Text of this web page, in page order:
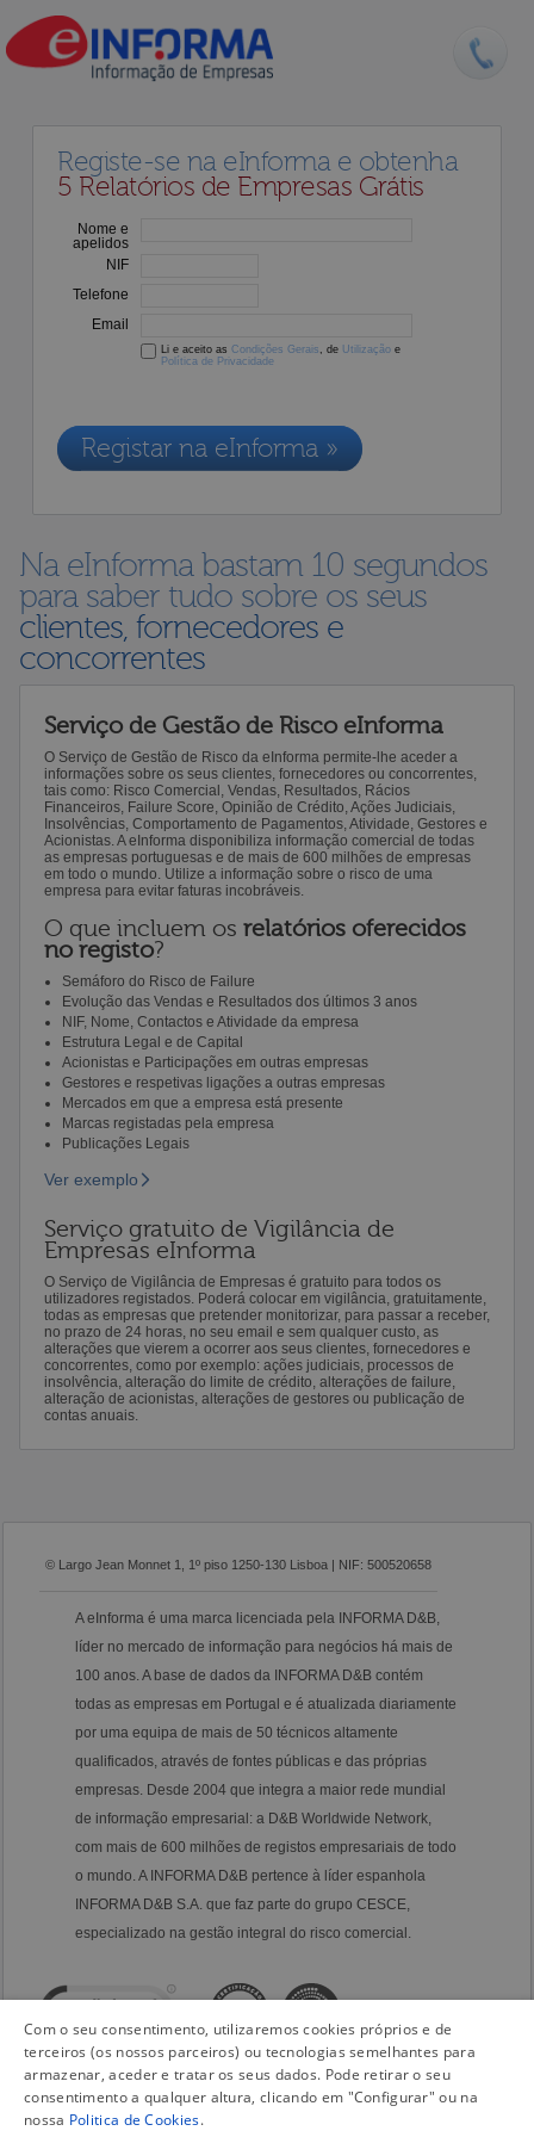
Registe-se na eInforma e obtenha
5 Relatórios de Empresas Grátis
Nome e
apelidos
NIF
Telefone
Email
Li e aceito as Condições Gerais , de Utilização e
Política de Privacidade
Registar na eInforma »
Na eInforma bastam 10 segundos
para saber tudo sobre os seus
clientes, fornecedores e
concorrentes
Serviço de Gestão de Risco eInforma
O Serviço de Gestão de Risco da eInforma permite-lhe aceder a
informações sobre os seus clientes, fornecedores ou concorrentes,
tais como: Risco Comercial, Vendas, Resultados, Rácios
Financeiros, Failure Score, Opinião de Crédito, Ações Judiciais,
Insolvências, Comportamento de Pagamentos, Atividade, Gestores e
Acionistas. A eInforma disponibiliza informação comercial de todas
as empresas portuguesas e de mais de 600 milhões de empresas
em todo o mundo. Utilize a informação sobre o risco de uma
empresa para evitar faturas incobráveis.
O que incluem os relatórios oferecidos
no registo?
Semáforo do Risco de Failure
Evolução das Vendas e Resultados dos últimos 3 anos
NIF, Nome, Contactos e Atividade da empresa
Estrutura Legal e de Capital
Acionistas e Participações em outras empresas
Gestores e respetivas ligações a outras empresas
Mercados em que a empresa está presente
Marcas registadas pela empresa
Publicações Legais
Ver exemplo
Serviço gratuito de Vigilância de
Empresas eInforma
O Serviço de Vigilância de Empresas é gratuito para todos os
utilizadores registados. Poderá colocar em vigilância, gratuitamente,
todas as empresas que pretender monitorizar, para passar a receber,
no prazo de 24 horas, no seu email e sem qualquer custo, as
alterações que vierem a ocorrer aos seus clientes, fornecedores e
concorrentes, como por exemplo: ações judiciais, processos de
insolvência, alteração do limite de crédito, alterações de failure,
alteração de acionistas, alterações de gestores ou publicação de
contas anuais.
© Largo Jean Monnet 1, 1º piso 1250-130 Lisboa | NIF: 500520658
A eInforma é uma marca licenciada pela INFORMA D&B,
líder no mercado de informação para negócios há mais de
100 anos. A base de dados da INFORMA D&B contém
todas as empresas em Portugal e é atualizada diariamente
por uma equipa de mais de 50 técnicos altamente
qualificados, através de fontes públicas e das próprias
empresas. Desde 2004 que integra a maior rede mundial
de informação empresarial: a D&B Worldwide Network,
com mais de 600 milhões de registos empresariais de todo
o mundo. A INFORMA D&B pertence à líder espanhola
INFORMA D&B S.A. que faz parte do grupo CESCE,
especializado na gestão integral do risco comercial.
Com o seu consentimento, utilizaremos cookies próprios e de
terceiros (os nossos parceiros) ou tecnologias semelhantes para
armazenar, aceder e tratar os seus dados. Pode retirar o seu
consentimento a qualquer altura, clicando em "Configurar" ou na
nossa Politica de Cookies.